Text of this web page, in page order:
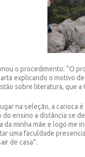
o procedimento: “O
explicando o motivo
sobre literatura, que a
na seleção, a carioca
ensino a distância se
da minha mãe e logo me
uma faculdade
de casa”.